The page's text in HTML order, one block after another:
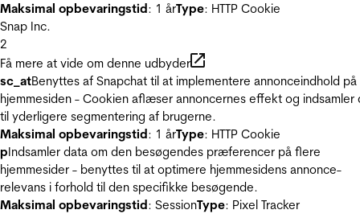
Maksimal opbevaringstid: 1 årType: HTTP Cookie
Snap Inc.
2
Få mere at vide om denne udbyder
sc_atBenyttes af Snapchat til at implementere annonceindhold på
hjemmesiden - Cookien aflæser annoncernes effekt og indsamler
til yderligere segmentering af brugerne.
Maksimal opbevaringstid: 1 årType: HTTP Cookie
pIndsamler data om den besøgendes præferencer på flere
hjemmesider - benyttes til at optimere hjemmesidens annonce-
relevans i forhold til den specifikke besøgende.
Maksimal opbevaringstid: SessionType: Pixel Tracker